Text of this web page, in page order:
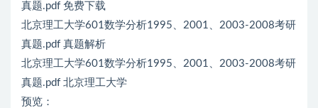
真题.pdf 免费下载
北京理工大学601数学分析1995、2001、2003-2008考研
真题.pdf 真题解析
北京理工大学601数学分析1995、2001、2003-2008考研
真题.pdf 北京理工大学
预览：